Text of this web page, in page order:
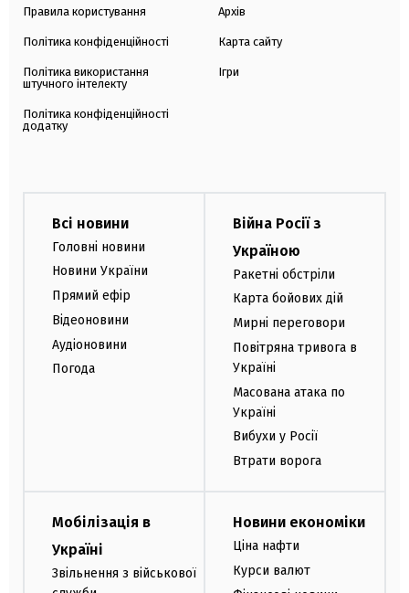
Правила користування
Політика конфіденційності
Політика використання
штучного інтелекту
Політика конфіденційності
додатку
Архів
Карта сайту
Ігри
Всі новини
Головні новини
Новини України
Прямий ефір
Відеоновини
Аудіоновини
Погода
Війна Росії з
Україною
Ракетні обстріли
Карта бойових дій
Мирні переговори
Повітряна тривога в
Україні
Масована атака по
Україні
Вибухи у Росії
Втрати ворога
Мобілізація в
Україні
Звільнення з військової
Новини економіки
Ціна нафти
Курси валют